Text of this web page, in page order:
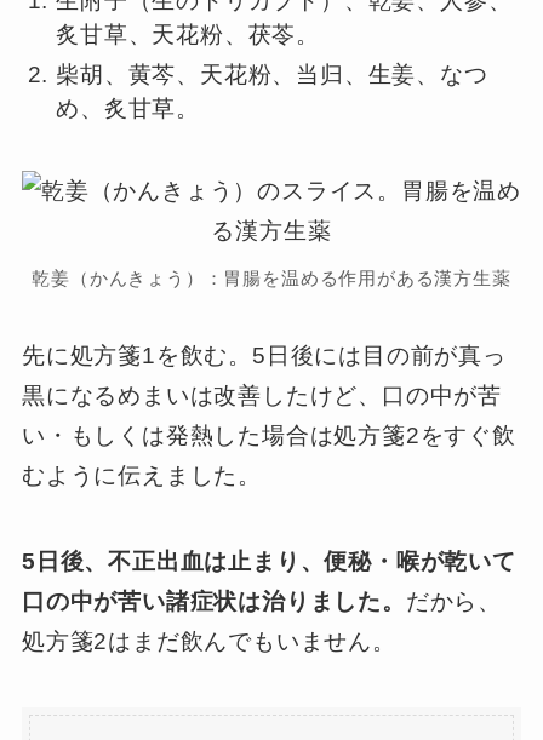
炙甘草、天花粉、茯苓。
柴胡、黄芩、天花粉、当归、生姜、なつ
め、炙甘草。
乾姜（かんきょう）：胃腸を温める作用がある漢方生薬
先に処方箋1を飲む。5日後には目の前が真っ
黒になるめまいは改善したけど、口の中が苦
い・もしくは発熱した場合は処方箋2をすぐ飲
むように伝えました。
5日後、不正出血は止まり、便秘・喉が乾いて
口の中が苦い諸症状は治りました。 だから、
処方箋2はまだ飲んでもいません。